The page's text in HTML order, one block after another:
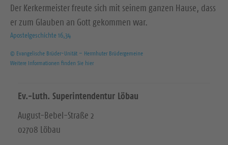
Der Kerkermeister freute sich mit seinem ganzen Hause, dass
er zum Glauben an Gott gekommen war.
Apostelgeschichte 16,34
© Evangelische Brüder-Unität – Herrnhuter Brüdergemeine
Weitere Informationen finden Sie hier
Ev.-Luth. Superintendentur Löbau
August-Bebel-Straße 2
02708 Löbau